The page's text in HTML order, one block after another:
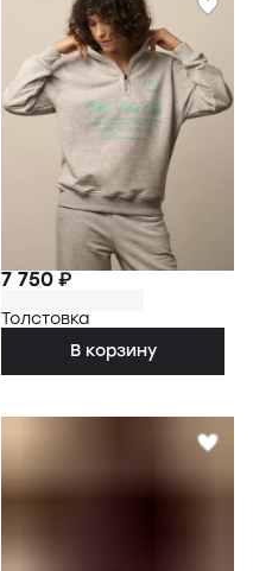
7 750 ₽
Толстовка
В корзину